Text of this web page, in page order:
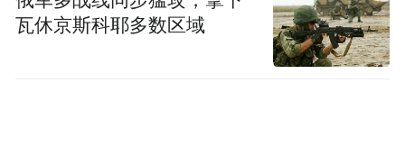
瓦休京斯科耶多数区域